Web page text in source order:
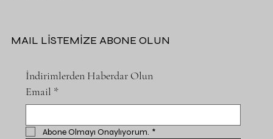
MAIL LİSTEMİZE ABONE OLUN
İndirimlerden Haberdar Olun
Email *
Abone Olmayı Onaylıyorum. *